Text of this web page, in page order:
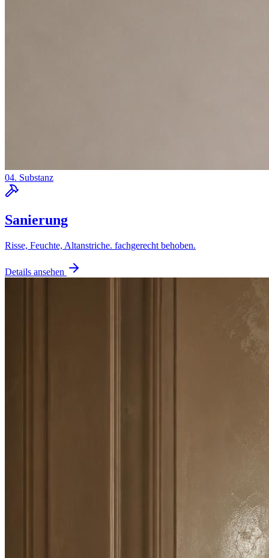
04. Substanz
Sanierung
Risse, Feuchte, Altanstriche. fachgerecht behoben.
Details ansehen